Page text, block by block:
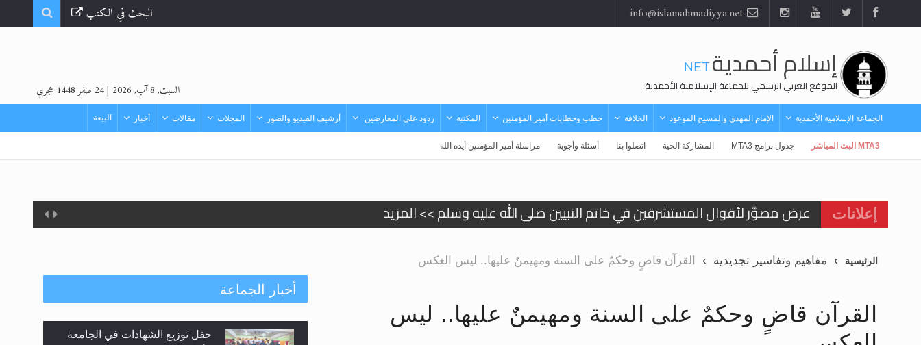
البحث في الكتب
إسلام أحمدية.NET
الموقع العربي الرسمي للجماعة الإسلامية الأحمدية السبت, 8 آب, 2026 |24 صفر 1448 هجري
الجماعة الإسلامية الأحمدية الإمام المهدي والمسيح الموعود الخلافة خطب وخطابات أمير المؤمنين المكتبة ردود على المعارضين أرشيف الفيديو والصور المجلات مقالات أخبار البيعة
MTA3 البث المباشر جدول برامج MTA3 المشاركة الحية اتصلوا بنا أسئلة وأجوبة مراسلة أمير المؤمنين أيده الله
إعلانات
الحجّ.. دلالات، حِكم، وأهداف >> المزيد
اقرأ هذا المقال في أهمية عيد الأضحى وأحكامه >> المزيد
الحجّ.. دلالات، حِكم، وأهداف >> المزيد
تعميم هامّ لأفراد الجماعة >> المزيد
الرئيسية مفاهيم وتفاسير تجديدية القرآن قاضٍ وحكمٌ على السنة ومهيمنٌ عليها.. ليس العكس
القرآن قاضٍ وحكمٌ على السنة ومهيمنٌ عليها.. ليس
أخبار الجماعة
معرض القرآن الكريم لمدة ثلاثين